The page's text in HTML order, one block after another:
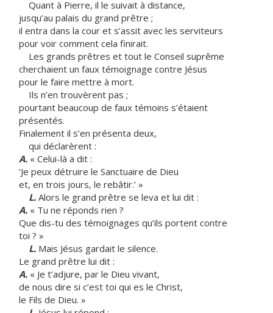
Quant à Pierre, il le suivait à distance,
jusqu’au palais du grand prêtre ;
il entra dans la cour et s’assit avec les serviteurs
pour voir comment cela finirait.
Les grands prêtres et tout le Conseil suprême
cherchaient un faux témoignage contre Jésus
pour le faire mettre à mort.
Ils n’en trouvèrent pas ;
pourtant beaucoup de faux témoins s’étaient
présentés.
Finalement il s’en présenta deux,
qui déclarèrent :
A. « Celui-là a dit :
‘Je peux détruire le Sanctuaire de Dieu
et, en trois jours, le rebâtir.’ »
L. Alors le grand prêtre se leva et lui dit :
A. « Tu ne réponds rien ?
Que dis-tu des témoignages qu’ils portent contre
toi ? »
L. Mais Jésus gardait le silence.
Le grand prêtre lui dit :
A. « Je t’adjure, par le Dieu vivant,
de nous dire si c’est toi qui es le Christ,
le Fils de Dieu. »